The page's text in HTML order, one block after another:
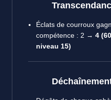
Éclats de courroux
compétence : 2 → 4
niveau 15)